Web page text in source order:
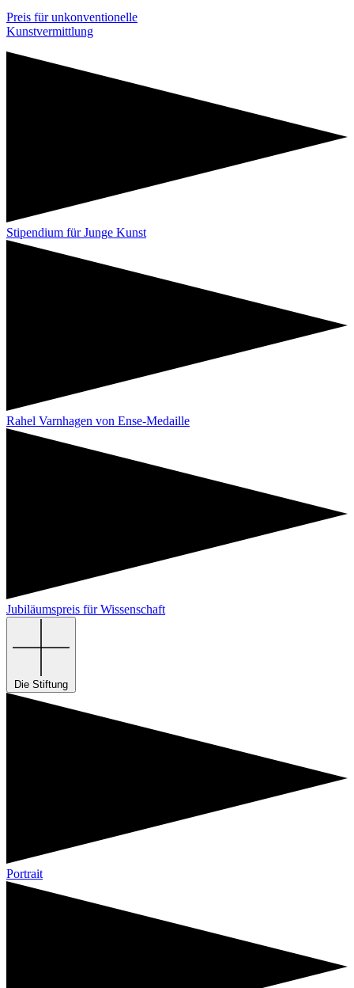
Preis für unkonventionelle
Kunstvermittlung
Stipendium für Junge Kunst
Rahel Varnhagen von Ense-Medaille
Jubiläumspreis für Wissenschaft
Die Stiftung
Portrait